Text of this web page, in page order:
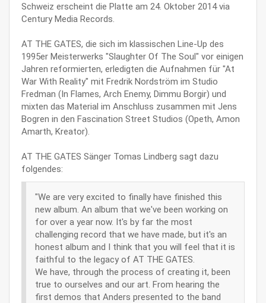
Schweiz erscheint die Platte am 24. Oktober 2014 via
Century Media Records.
AT THE GATES, die sich im klassischen Line-Up des
1995er Meisterwerks "Slaughter Of The Soul" vor einigen
Jahren reformierten, erledigten die Aufnahmen für "At
War With Reality" mit Fredrik Nordström im Studio
Fredman (In Flames, Arch Enemy, Dimmu Borgir) und
mixten das Material im Anschluss zusammen mit Jens
Bogren in den Fascination Street Studios (Opeth, Amon
Amarth, Kreator).
AT THE GATES Sänger Tomas Lindberg sagt dazu
folgendes:
"We are very excited to finally have finished this
new album. An album that we've been working on
for over a year now. It's by far the most
challenging record that we have made, but it's an
honest album and I think that you will feel that it is
faithful to the legacy of AT THE GATES.
We have, through the process of creating it, been
true to ourselves and our art. From hearing the
first demos that Anders presented to the band